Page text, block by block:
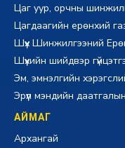
Цаг уур, орчны
Цагдаагийн ерөнхий
Шүүх Шинжилгээний
Шүүхийн шийдвэр
Эм, эмнэлгийн
Эрүүл мэндийн
АЙМАГ
Архангай